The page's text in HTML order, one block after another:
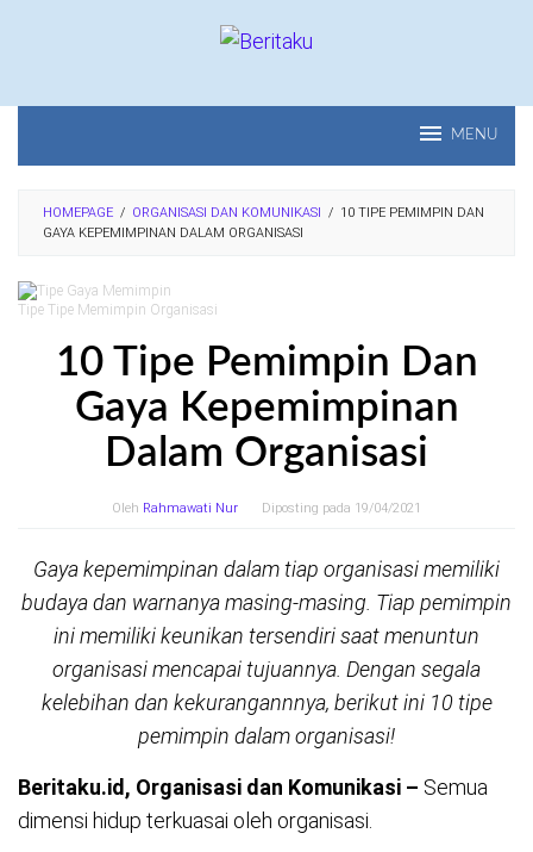
MENU
HOMEPAGE / ORGANISASI DAN KOMUNIKASI / 10 TIPE PEMIMPIN DAN
GAYA KEPEMIMPINAN DALAM ORGANISASI
Tipe Tipe Memimpin Organisasi
10 Tipe Pemimpin Dan
Gaya Kepemimpinan
Dalam Organisasi
Oleh Rahmawati Nur Diposting pada 19/04/2021
Gaya kepemimpinan dalam tiap organisasi memiliki
budaya dan warnanya masing-masing. Tiap pemimpin
ini memiliki keunikan tersendiri saat menuntun
organisasi mencapai tujuannya. Dengan segala
kelebihan dan kekurangannnya, berikut ini 10 tipe
pemimpin dalam organisasi!
Beritaku.id, Organisasi dan Komunikasi – Semua
dimensi hidup terkuasai oleh organisasi.